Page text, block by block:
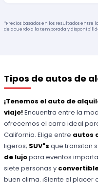
*Precios basados en los resultados entre
de acuerdo a la temporada y
Tipos de autos de
¡Tenemos el auto de
viaje!Encuentra entre la
ofrecemos el carro ideal
California. Elige entre autos
ligeros; SUV"s que transitan
de lujopara eventos
siete personas y
buen clima. ¡Siente el